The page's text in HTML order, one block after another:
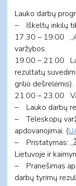
Lauko darbų
– Iškeltų inkilų
17.30 – 19.00
varžybos.
19.00 – 21.00
rezultatų
grilio dešrelėmis).
21.00 – 23.00
– Lauko darbų
– Teleskopų
apdovanojimai. (
– Pristatymas:
Lietuvoje ir
– Pranešimas
darbų tyrimų